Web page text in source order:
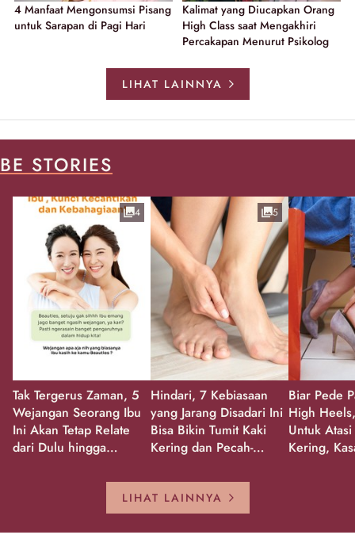
4 Manfaat Mengonsumsi Pisang
untuk Sarapan di Pagi Hari
Kalimat yang Diucapkan Orang
High Class saat Mengakhiri
Percakapan Menurut Psikolog
LIHAT LAINNYA
BE STORIES
Tak Tergerus Zaman, 5
Wejangan Seorang Ibu
Ini Akan Tetap Relate
dari Dulu hingga
4
Hindari, 7 Kebiasaan
yang Jarang Disadari Ini
Bisa Bikin Tumit Kaki
Kering dan Pecah-
5
Biar Pede
High
Untuk
Kering,
LIHAT LAINNYA